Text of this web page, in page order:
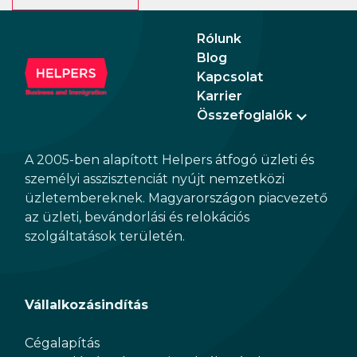
Rólunk
Blog
Kapcsolat
Karrier
Összefoglalók
A 2005-ben alapított Helpers átfogó üzleti és
személyi asszisztenciát nyújt nemzetközi
üzletembereknek. Magyarországon piacvezető
az üzleti, bevándorlási és relokációs
szolgáltatások területén.
Vállalkozásindítás
Cégalapítás